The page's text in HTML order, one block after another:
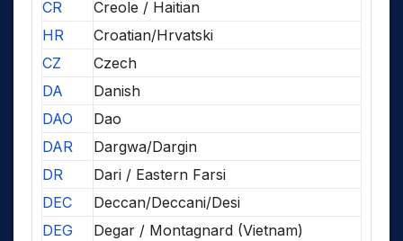
CR
Creole / Haitian
HR
Croatian/Hrvatski
CZ
Czech
DA
Danish
DAO
Dao
DAR
Dargwa/Dargin
DR
Dari / Eastern Farsi
DEC
Deccan/Deccani/Desi
DEG
Degar / Montagnard (Vietnam)